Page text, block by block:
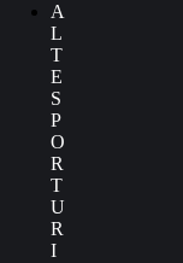
A
L
T
E
S
P
O
R
T
U
R
I